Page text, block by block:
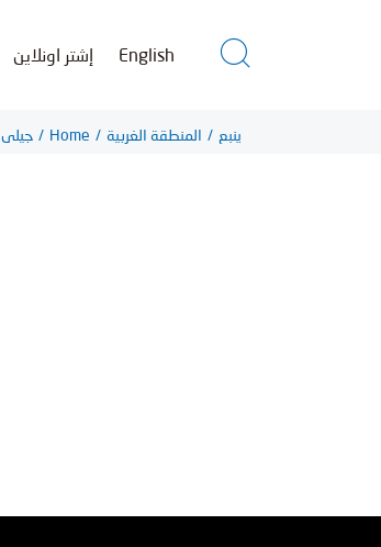
إشتر اونلاين English
جيلي / Home / المنطقة الغربية / ينبع